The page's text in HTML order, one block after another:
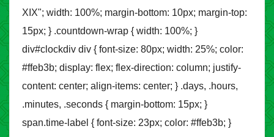
XIX"; width: 100%; margin-bottom: 10px; margin-top:
15px; } .countdown-wrap { width: 100%; }
div#clockdiv div { font-size: 80px; width: 25%; color:
#ffeb3b; display: flex; flex-direction: column; justify-
content: center; align-items: center; } .days, .hours,
.minutes, .seconds { margin-bottom: 15px; }
span.time-label { font-size: 23px; color: #ffeb3b; }